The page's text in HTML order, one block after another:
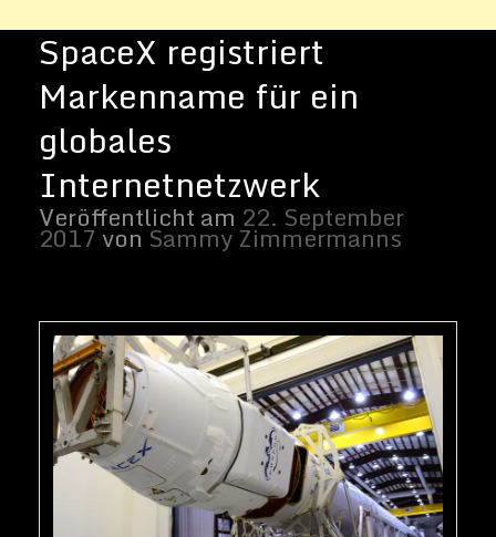
Bildnachweis: SpaceX/
SpaceXscheint einen Schritt nach vorn in
über ein Satellitennetzwerk anzubieten.
Laut einem Bericht vonGeekWirehat
SpaceX den Namen "Starlink" für das
Netzwerk als Markenzeichenangemeldet.
CEO Elon Musk gab seine Absicht ein
globales Internet-Netzwerk zu bauen,
schon 2015 bekannt. Im Mai wurden
detailliertere Pläne ausgearbeitet, darunter
die Absicht, 4.425 Satelliten zwischen
2019 und 2024 in den Orbit zu bringen.